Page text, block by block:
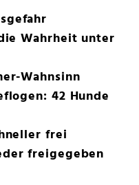
Wahrheit unter
Wahnsinn
42 Hunde
frei
freigegeben